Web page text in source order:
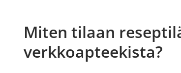
Miten tilaan
verkkoapteekista?